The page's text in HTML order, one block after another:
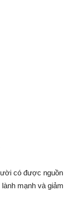
có được nguồn
mạnh và giảm